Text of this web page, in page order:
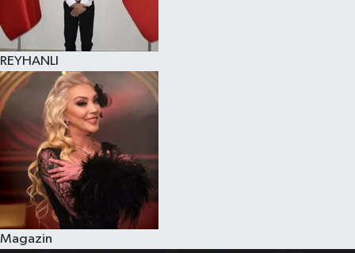
REYHANLI
Magazin